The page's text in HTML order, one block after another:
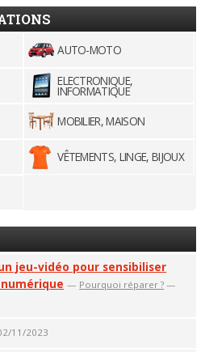
AUTO-MOTO
ELECTRONIQUE,
INFORMATIQUE
MOBILIER, MAISON
VÊTEMENTS, LINGE, BIJOUX
jeu-vidéo pour sensibiliser
— Pourquoi réparer ? —
11/2023